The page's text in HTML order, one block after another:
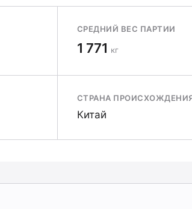
СРЕДНИЙ ВЕС ПАРТИИ
1 771 кг
СТРАНА
Китай